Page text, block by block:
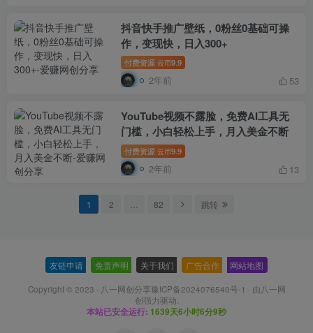
抖音快手推广壁纸，0粉丝0基础可操
作，变现快，日入300+
付费资源 云币9.9
2年前 53
YouTube视频不露脸，免费AI工具无
门槛，小白轻松上手，月入美金不断
付费资源 云币9.9
2年前 13
1 2 82 跳转
友链申请 免责声明 关于我们 广告合作 网站地图
Copyright © 2023 · 八一网创分享豫ICP备2024076540号-1 · 由八一网
创强力驱动.
本站已安全运行: 1639天6小时6分11秒